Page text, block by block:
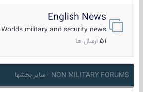
English News
Worlds military and security news
51 ارسال ها
NON-MILITARY FORUMS - سایر بخشها